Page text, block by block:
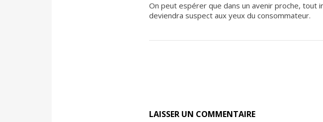
On peut espérer que dans un avenir proche, tout
deviendra suspect aux yeux du consommateur.
LAISSER UN COMMENTAIRE